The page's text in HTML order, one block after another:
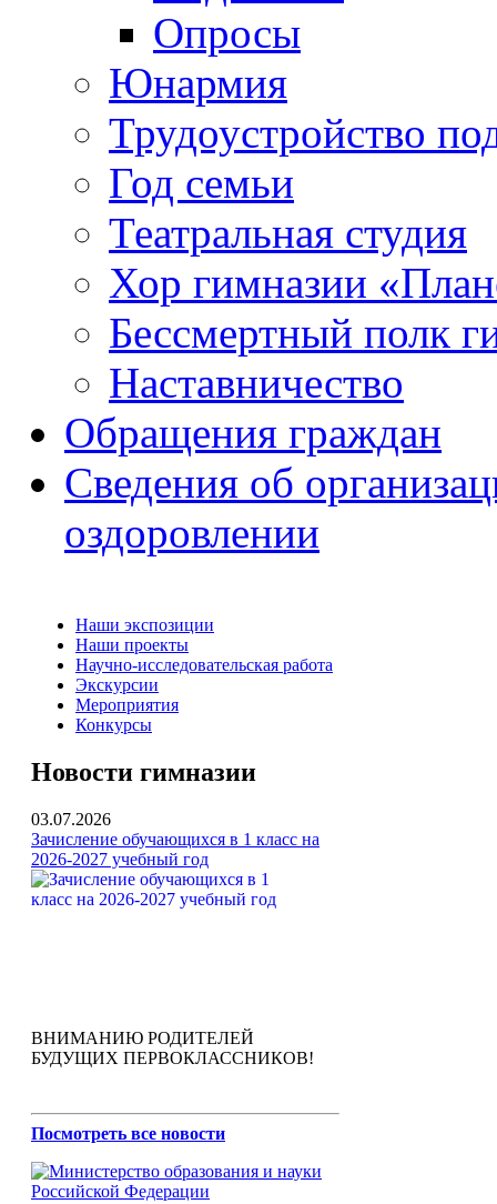
Опросы
Юнармия
Трудоустройство
Год семьи
Театральная студия
Хор гимназии
Бессмертный полк
Наставничество
Обращения граждан
Сведения об
оздоровлении
Наши экспозиции
Наши проекты
Научно-исследовательская работа
Экскурсии
Мероприятия
Конкурсы
Новости гимназии
03.07.2026
Зачисление обучающихся в 1 класс на
2026-2027 учебный год
ВНИМАНИЮ РОДИТЕЛЕЙ
БУДУЩИХ ПЕРВОКЛАССНИКОВ!
Посмотреть все новости